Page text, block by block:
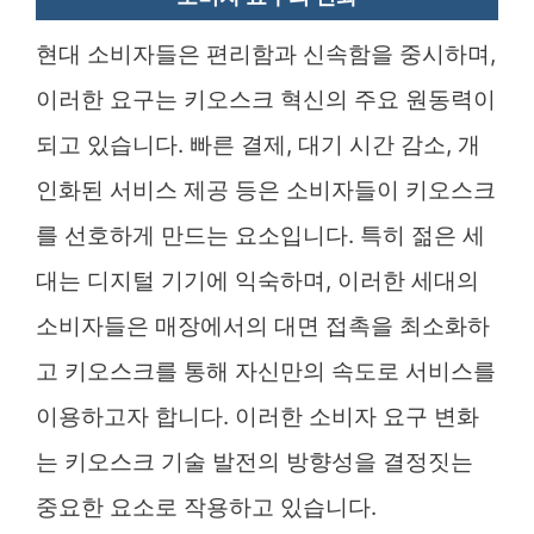
현대 소비자들은 편리함과 신속함을 중시하며,
이러한 요구는 키오스크 혁신의 주요 원동력이
되고 있습니다. 빠른 결제, 대기 시간 감소, 개
인화된 서비스 제공 등은 소비자들이 키오스크
를 선호하게 만드는 요소입니다. 특히 젊은 세
대는 디지털 기기에 익숙하며, 이러한 세대의
소비자들은 매장에서의 대면 접촉을 최소화하
고 키오스크를 통해 자신만의 속도로 서비스를
이용하고자 합니다. 이러한 소비자 요구 변화
는 키오스크 기술 발전의 방향성을 결정짓는
중요한 요소로 작용하고 있습니다.